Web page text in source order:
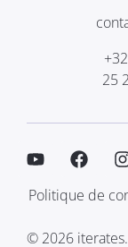
25
© 2026
Politique de